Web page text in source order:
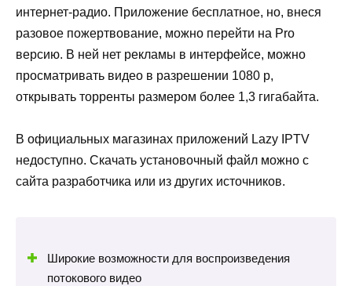
интернет-радио. Приложение бесплатное, но, внеся
разовое пожертвование, можно перейти на Pro
версию. В ней нет рекламы в интерфейсе, можно
просматривать видео в разрешении 1080 р,
открывать торренты размером более 1,3 гигабайта.
В официальных магазинах приложений Lazy IPTV
недоступно. Скачать установочный файл можно с
сайта разработчика или из других источников.
Широкие возможности для воспроизведения
потокового видео